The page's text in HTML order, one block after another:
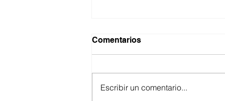
Comentarios
Escribir un comentario...